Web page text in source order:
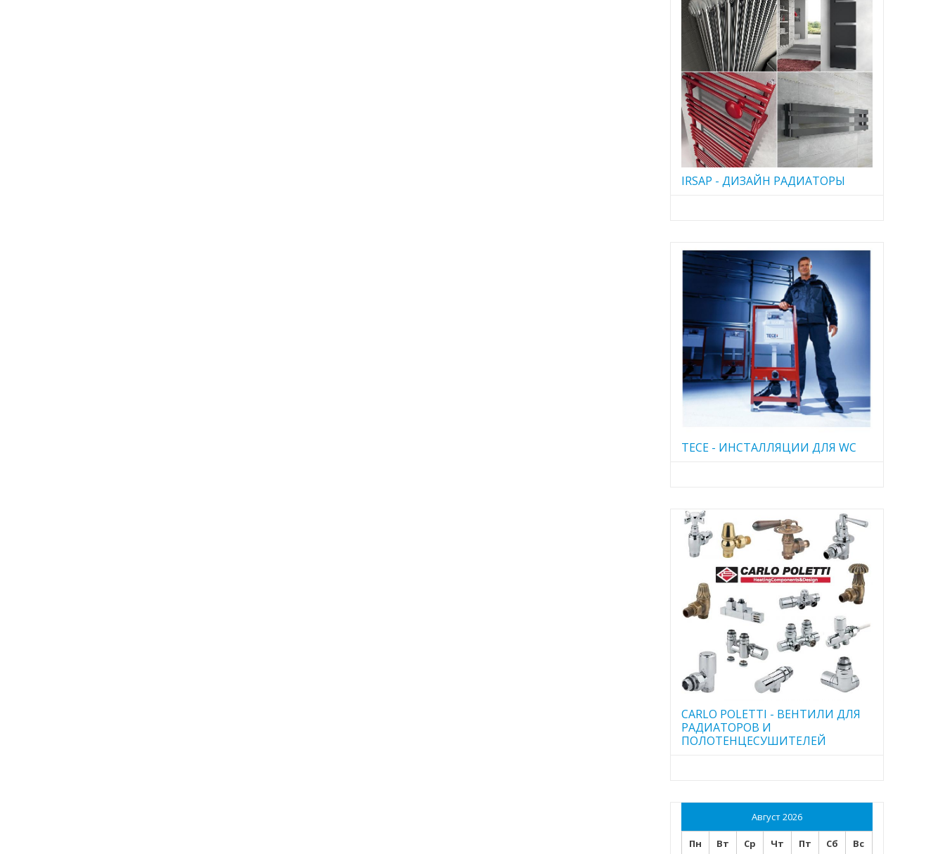
IRSAP - ДИЗАЙН РАДИАТОРЫ
TECE - ИНСТАЛЛЯЦИИ ДЛЯ WC
CARLO POLETTI - ВЕНТИЛИ ДЛЯ
РАДИАТОРОВ И
ПОЛОТЕНЦЕСУШИТЕЛЕЙ
Август 2026
Пн Вт Ср Чт Пт Сб Вс